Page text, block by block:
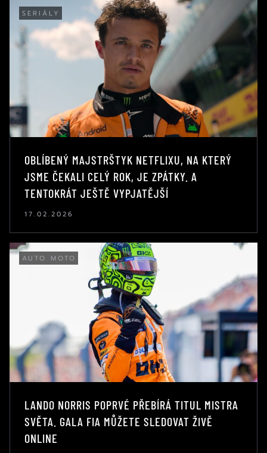
SERIÁLY
OBLÍBENÝ MAJSTRŠTYK NETFLIXU, NA KTERÝ
JSME ČEKALI CELÝ ROK, JE ZPÁTKY. A
TENTOKRÁT JEŠTĚ VYPJATĚJŠÍ
17.02.2026
AUTO MOTO
LANDO NORRIS POPRVÉ PŘEBÍRÁ TITUL MISTRA
SVĚTA. GALA FIA MŮŽETE SLEDOVAT ŽIVĚ
ONLINE